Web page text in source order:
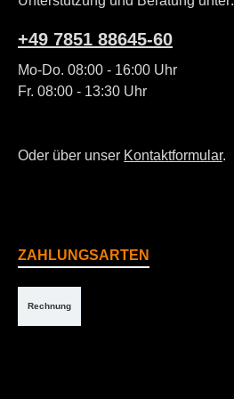
+49 7851 88645-60
Mo-Do. 08:00 - 16:00 Uhr
Fr. 08:00 - 13:30 Uhr
Oder über unser Kontaktformular.
ZAHLUNGSARTEN
Rechnung